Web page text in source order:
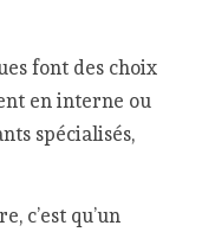
font des choix
en interne ou
spécialisés,
c’est qu’un